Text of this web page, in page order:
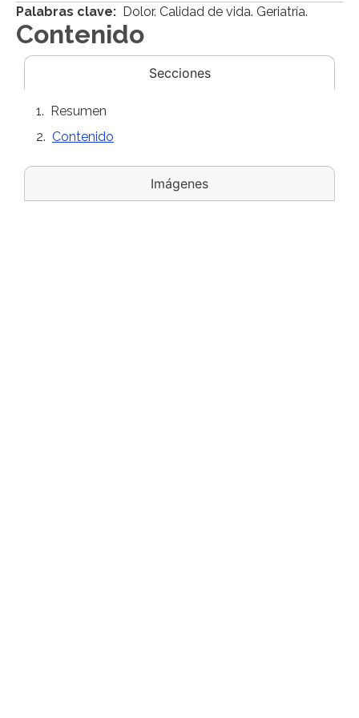
Palabras clave: Dolor. Calidad de vida. Geriatría.
Contenido
Secciones
Imágenes
Resumen
Contenido